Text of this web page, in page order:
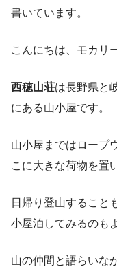
書いています。
こんにちは、モカリ
西穂山荘は長野県と
にある山小屋です。
山小屋まではロープ
こに大きな荷物を置
日帰り登山すること
小屋泊してみるのも
山の仲間と語らいな